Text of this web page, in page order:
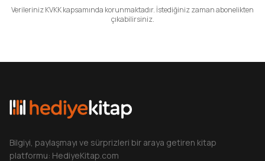
Verileriniz KVKK kapsamında korunmaktadır. İstediğiniz zaman abonelikten
çıkabilirsiniz.
Bilgiyi, paylaşmayı ve sürprizleri bir araya getiren kitap
platformu: HediyeKitap.com